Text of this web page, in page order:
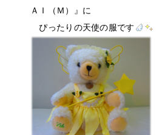
ＡＩ（Ｍ）』に
ぴったりの天使の服です